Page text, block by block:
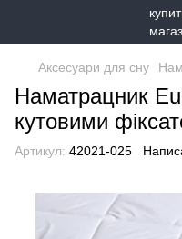
Аксесуари для сну
Наматрацник
кутовими
Артикул: 42021-025